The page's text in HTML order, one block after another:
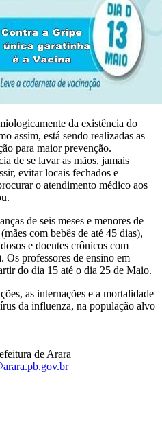
da existência do
assim, está sendo realizadas as
para maior prevenção.
de se lavar as mãos, jamais
evitar locais fechados e
o atendimento médico aos
de seis meses e menores de
com bebês de até 45 dias),
e doentes crônicos com
professores de ensino em
do dia 15 até o dia 25 de Maio.
as internações e a mortalidade
da influenza, na população alvo
de Arara